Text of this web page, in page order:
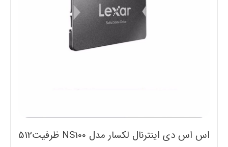
اس اس دی اینترنال لکسار مدل NS100 ظرفیت512